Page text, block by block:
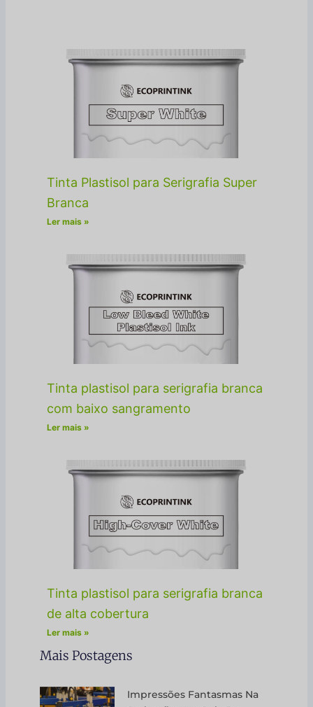
Tinta Plastisol para Serigrafia Super
Branca
Ler mais »
Tinta plastisol para serigrafia branca
com baixo sangramento
Ler mais »
Tinta plastisol para serigrafia branca
de alta cobertura
Ler mais »
Mais Postagens
Impressões Fantasmas Na